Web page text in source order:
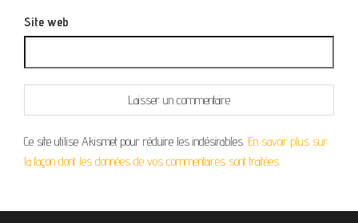
Site web
Ce site utilise Akismet pour réduire les indésirables. En savoir plus sur
la façon dont les données de vos commentaires sont traitées